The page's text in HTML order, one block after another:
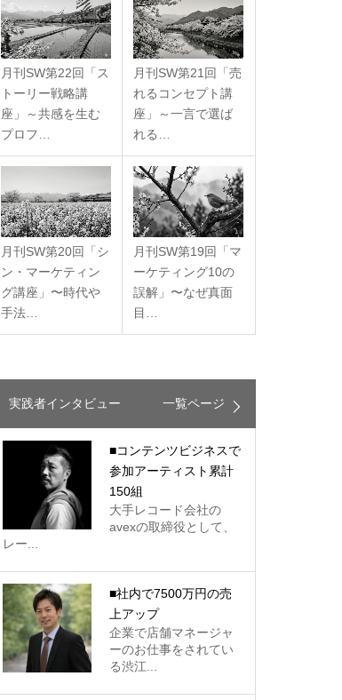
月刊SW第22回「ス
トーリー戦略講
座」～共感を生む
プロフ…
月刊SW第21回「売
れるコンセプト講
座」～一言で選ば
れる…
月刊SW第20回「シ
ン・マーケティン
グ講座」〜時代や
手法…
月刊SW第19回「マ
ーケティング10の
誤解」〜なぜ真面
目…
実践者インタビュー 一覧ページ
■コンテンツビジネスで
参加アーティスト累計
150組
大手レコード会社の
avexの取締役として、
レー...
■社内で7500万円の売
上アップ
企業で店舗マネージャ
ーのお仕事をされてい
る渋江...